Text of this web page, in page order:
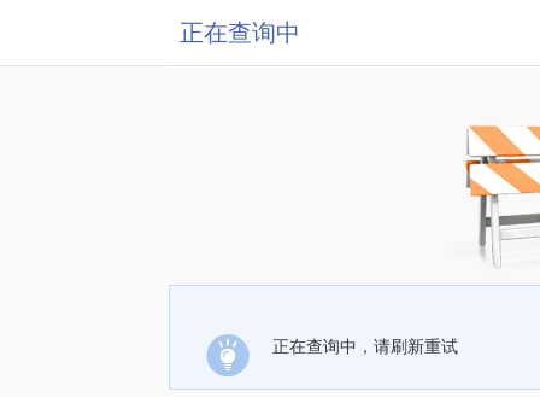
正在查询中
正在查询中，请刷新重试